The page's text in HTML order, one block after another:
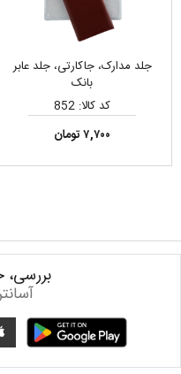
جلد مدارک، جاکارتی، جلد عابر
بانک
کد کالا: 852
۷,۷۰۰ تومان
بررسی،